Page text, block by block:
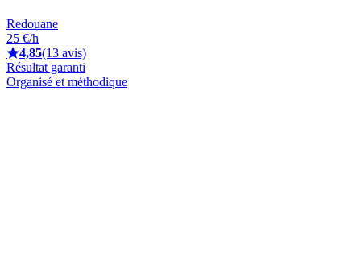
Redouane
25 €/h
4,85(13 avis)
Résultat garanti
Organisé et méthodique